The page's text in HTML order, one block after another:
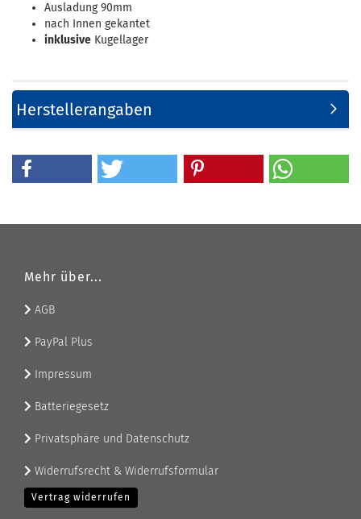
Ausladung 90mm
nach Innen gekantet
inklusive Kugellager
Herstellerangaben
Mehr über...
AGB
PayPal Plus
Impressum
Batteriegesetz
Privatsphäre und Datenschutz
Widerrufsrecht & Widerrufsformular
Vertrag widerrufen